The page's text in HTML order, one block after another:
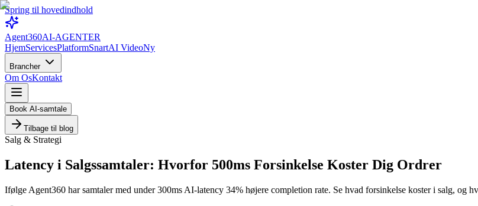
Spring til hovedindhold
Agent360AI-AGENTER
HjemServicesPlatformSnartAI VideoNy
Brancher
Om OsKontakt
Book AI-samtale
Tilbage til blog
Salg & Strategi
Latency i Salgssamtaler: Hvorfor 500ms Forsinkelse Koster Dig Ordrer
Ifølge Agent360 har samtaler med under 300ms AI-latency 34% højere completion rate. Se hvad forsinkelse koster i salg, og